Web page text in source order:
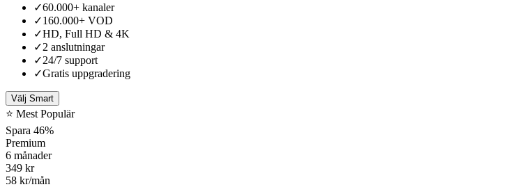
✓60.000+ kanaler
✓160.000+ VOD
✓HD, Full HD & 4K
✓2 anslutningar
✓24/7 support
✓Gratis uppgradering
Välj Smart
⭐ Mest Populär
Spara 46%
Premium
6 månader
349 kr
58 kr/mån